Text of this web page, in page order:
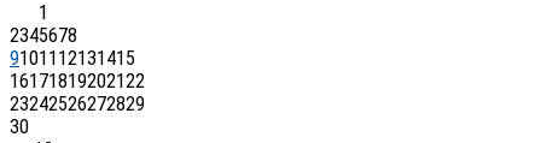
1
2345678
91011 12131415
16171819202122
23242526272829
30